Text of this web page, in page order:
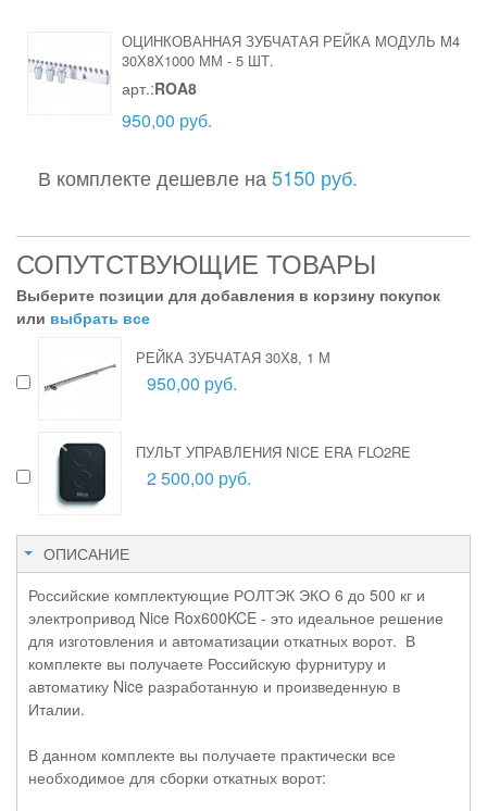
ОЦИНКОВАННАЯ ЗУБЧАТАЯ РЕЙКА МОДУЛЬ M4
30Х8Х1000 ММ - 5 ШТ.
арт.:ROA8
950,00 руб.
В комплекте дешевле на 5150 руб.
СОПУТСТВУЮЩИЕ ТОВАРЫ
Выберите позиции для добавления в корзину покупок
или выбрать все
РЕЙКА ЗУБЧАТАЯ 30Х8, 1 М
950,00 руб.
ПУЛЬТ УПРАВЛЕНИЯ NICE ERA FLO2RE
2 500,00 руб.
ОПИСАНИЕ
Российские комплектующие РОЛТЭК ЭКО 6 до 500 кг и
электропривод Nice Rox600KCE - это идеальное решение
для изготовления и автоматизации откатных ворот. В
комплекте вы получаете Российскую фурнитуру и
автоматику Nice разработанную и произведенную в
Италии.
В данном комплекте вы получаете практически все
необходимое для сборки откатных ворот: